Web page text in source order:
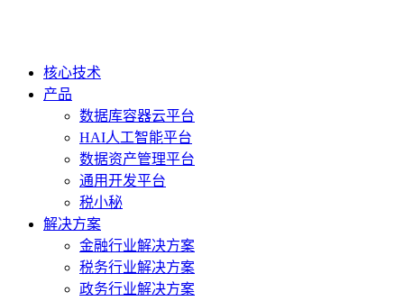
核心技术
产品
数据库容器云平台
HAI人工智能平台
数据资产管理平台
通用开发平台
税小秘
解决方案
金融行业解决方案
税务行业解决方案
政务行业解决方案